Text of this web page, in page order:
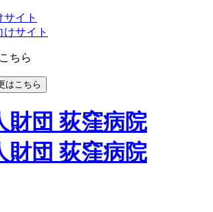
サイト
けサイト
ちら
はこちら